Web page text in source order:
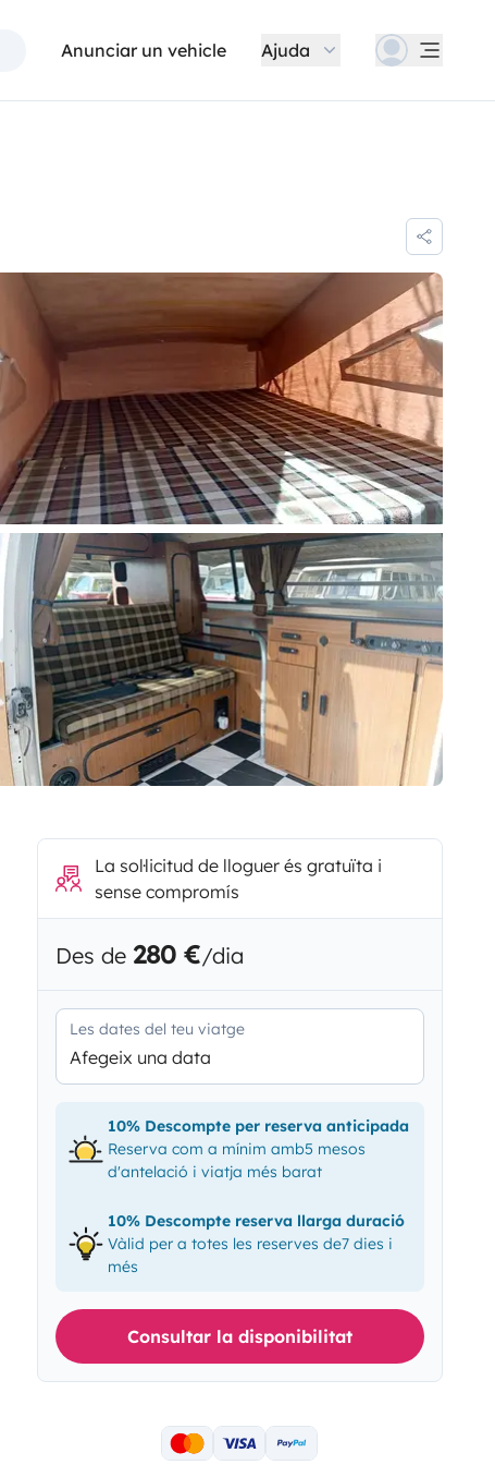
Anunciar un vehicle Ajuda
La sol·licitud de lloguer és gratuïta i
sense compromís
Des de 280 €/dia
Les dates del teu viatge
Afegeix una data
10% Descompte per reserva anticipada
Reserva com a mínim amb5 mesos
d'antelació i viatja més barat
10% Descompte reserva llarga duració
Vàlid per a totes les reserves de7 dies i
més
Consultar la disponibilitat